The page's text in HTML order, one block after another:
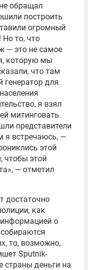
обращал
построить
огромный
то, что
— это не самое
которую мы
что там
генератор для
я взял
митинговать.
представители
я встречаюсь, —
этой
чтобы этой
— отметил
достаточно
как
информацией о
то, возможно,
Sputnik-
страны деньги на